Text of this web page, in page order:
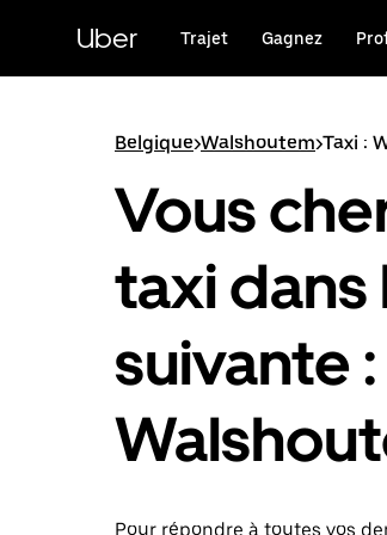
principal
Uber Trajet Gagnez
Belgique>Walshoutem>Taxi :
Vous
taxi dans
suivante :
Pour répondre à toutes vos